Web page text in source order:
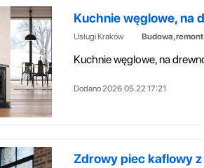
Kuchnie węglowe, na
Usługi Kraków Budowa,
Dodano 2026.05.22 17:21
Zdrowy piec kaflowy